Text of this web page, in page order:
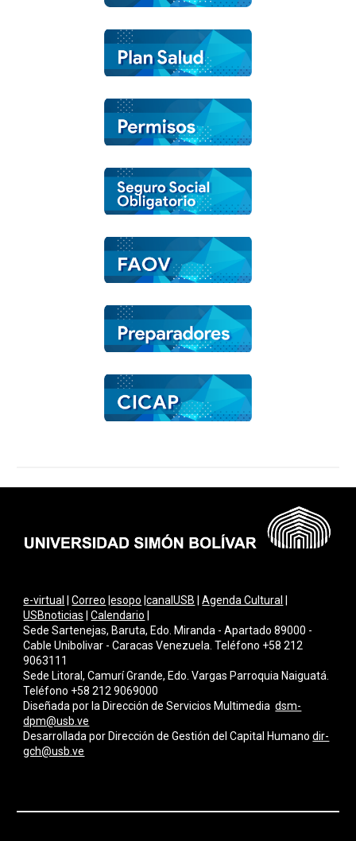
e-virtual |Correo |esopo |canalUSB |Agenda Cultural
USBnoticias |Calendario
Sede Sartenejas, Baruta, Edo. Miranda - Apartado 89000 -
Cable Unibolivar - Caracas Venezuela. Teléfono +58 212
9063111
Sede Litoral, Camurí Grande, Edo. Vargas Parroquia Naiguatá.
Teléfono +58 212 9069000
Diseñada por la Dirección de Servicios Multimediadsm-
dpm@usb.ve
Desarrollada por Dirección de Gestión del Capital Humano dir-
gch@usb.ve